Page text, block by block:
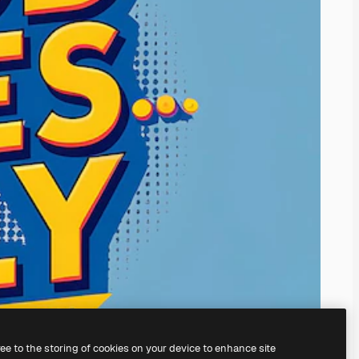
Trình tạo hình ảnh AIcủa chúng tôi.
to the storing of cookies on your device to enhance site